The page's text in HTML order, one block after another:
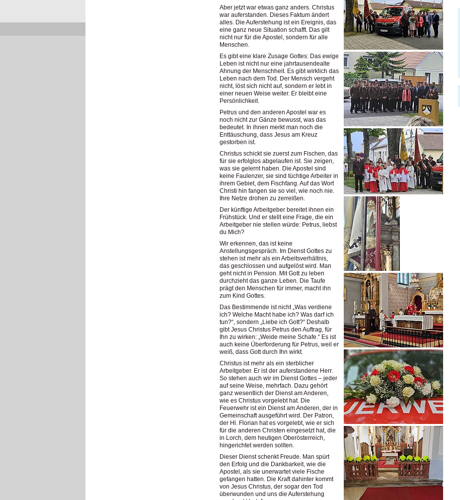
Aber jetzt war etwas ganz anders. Christus
war auferstanden. Dieses Faktum ändert
alles. Die Auferstehung ist ein Ereignis, das
eine ganz neue Situation schafft. Das gilt
nicht nur für die Apostel, sondern für alle
Menschen.
Es gibt eine klare Zusage Gottes: Das ewige
Leben ist nicht nur eine jahrtausendealte
Ahnung der Menschheit. Es gibt wirklich das
Leben nach dem Tod. Der Mensch vergeht
nicht, löst sich nicht auf, sondern er lebt in
einer neuen Weise weiter. Er bleibt eine
Persönlichkeit.
Petrus und den anderen Apostel war es
noch nicht zur Gänze bewusst, was das
bedeutet. In ihnen merkt man noch die
Enttäuschung, dass Jesus am Kreuz
gestorben ist.
Christus schickt sie zuerst zum Fischen, das
für sie erfolglos abgelaufen ist. Sie zeigen,
was sie gelernt haben. Die Apostel sind
keine Faulenzer, sie sind tüchtige Arbeiter in
ihrem Gebiet, dem Fischfang. Auf das Wort
Christi hin fangen sie so viel, wie noch nie.
Ihre Netze drohen zu zerreißen.
Der künftige Arbeitgeber bereitet ihnen ein
Frühstück. Und er stellt eine Frage, die ein
Arbeitgeber nie stellen würde: Petrus, liebst
du Mich?
Wir erkennen, das ist keine
Anstellungsgespräch. Im Dienst Gottes zu
stehen ist mehr als ein Arbeitsverhältnis,
das geschlossen und aufgelöst wird. Man
geht nicht in Pension. Mit Gott zu leben
durchzieht das ganze Leben. Die Taufe
prägt den Menschen für immer, macht ihn
zum Kind Gottes.
Das Bestimmende ist nicht „Was verdiene
ich? Welche Macht habe ich? Was darf ich
tun?“, sondern „Liebe ich Gott?“ Deshalb
gibt Jesus Christus Petrus den Auftrag, für
Ihn zu wirken: „Weide meine Schafe.“ Es ist
auch keine Überforderung für Petrus, weil er
weiß, dass Gott durch Ihn wirkt.
Christus ist mehr als ein sterblicher
Arbeitgeber. Er ist der auferstandene Herr.
So stehen auch wir im Dienst Gottes – jeder
auf seine Weise, mehrfach. Dazu gehört
ganz wesentlich der Dienst am Anderen,
wie es Christus vorgelebt hat. Die
Feuerwehr ist ein Dienst am Anderen, der in
Gemeinschaft ausgeführt wird. Der Patron,
der Hl. Florian hat es vorgelebt, wie er sich
für die anderen Christen eingesetzt hat, die
in Lorch, dem heutigen Oberösterreich,
hingerichtet werden sollten.
Dieser Dienst schenkt Freude. Man spürt
den Erfolg und die Dankbarkeit, wie die
Apostel, als sie unerwartet viele Fische
gefangen hatten. Die Kraft dahinter kommt
von Jesus Christus, der sogar den Tod
überwunden und uns die Auferstehung